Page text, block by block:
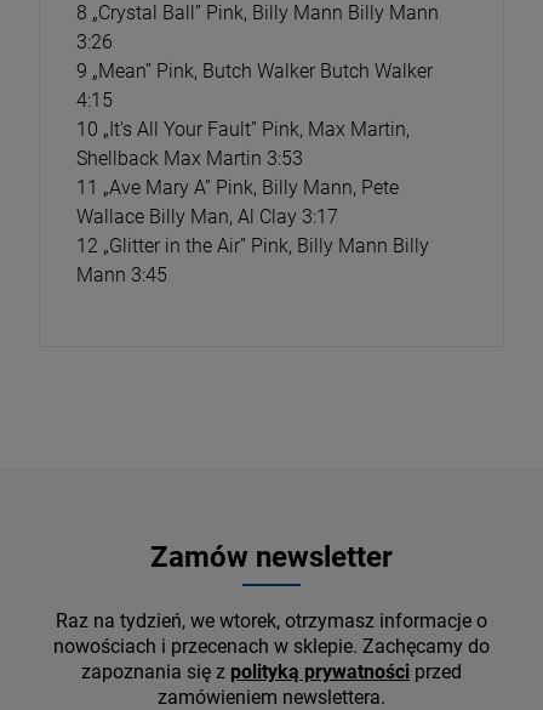
8 „Crystal Ball” Pink, Billy Mann Billy Mann
3:26
9 „Mean” Pink, Butch Walker Butch Walker
4:15
10 „It's All Your Fault” Pink, Max Martin,
Shellback Max Martin 3:53
11 „Ave Mary A” Pink, Billy Mann, Pete
Wallace Billy Man, Al Clay 3:17
12 „Glitter in the Air” Pink, Billy Mann Billy
Mann 3:45
Zamów newsletter
Raz na tydzień, we wtorek, otrzymasz informacje o
nowościach i przecenach w sklepie. Zachęcamy do
zapoznania się z polityką prywatności przed
zamówieniem newslettera.